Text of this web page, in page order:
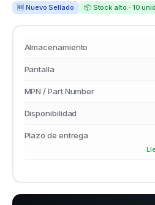
→
🆕 Nuevo Sellado 📦 Stock alto · 10
Almacenamiento
Pantalla
MPN / Part Number
Disponibilidad
Plazo de entrega